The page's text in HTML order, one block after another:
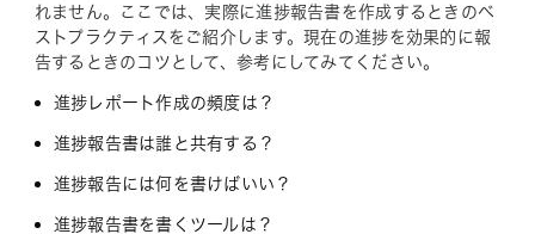
れません。ここでは、実際に進捗報告書を作成するときのベ
ストプラクティスをご紹介します。現在の進捗を効果的に報
告するときのコツとして、参考にしてみてください。
進捗レポート作成の頻度は？
進捗報告書は誰と共有する？
進捗報告には何を書けばいい？
進捗報告書を書くツールは？